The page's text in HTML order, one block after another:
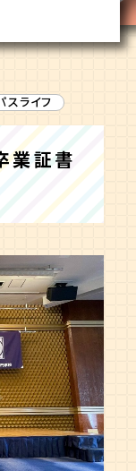
スライフ
証書